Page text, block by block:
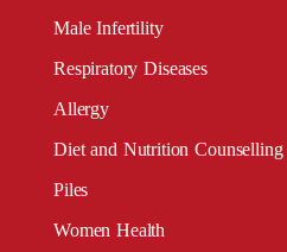
Male Infertility
Respiratory Diseases
Allergy
Diet and Nutrition Counselling
Piles
Women Health